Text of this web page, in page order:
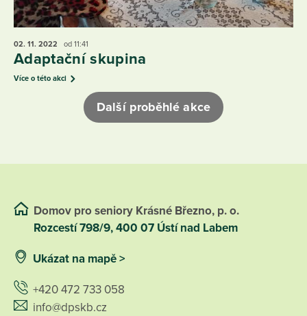
02. 11. 2022 od 11:41
Adaptační skupina
Více o této akci
Další proběhlé akce
Domov pro seniory Krásné Březno, p. o.
Rozcestí 798/9, 400 07 Ústí nad Labem
Ukázat na mapě >
+420 472 733 058
info@dpskb.cz